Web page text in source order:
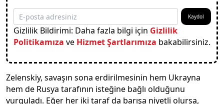
Kaydol
Gizlilik Bildirimi: Daha fazla bilgi için Gizlilik
Politikamıza ve Hizmet Şartlarımıza bakabilirsiniz.
Zelenskiy, savaşın sona erdirilmesinin hem Ukrayna
hem de Rusya tarafının isteğine bağlı olduğunu
vurguladı. Eğer her iki taraf da barışa niyetli olursa,